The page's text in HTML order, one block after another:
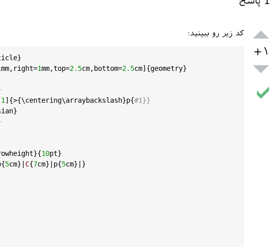
+۱
کد زیر رو ببینید:
}
mm, right=1mm,top=2.5cm, bottom=2.5cm]{geometry}
1]{>{\centering\arraybackslash}p{#1}}
}
}{10pt}
{5cm}| C{7cm}| p{5cm}|}